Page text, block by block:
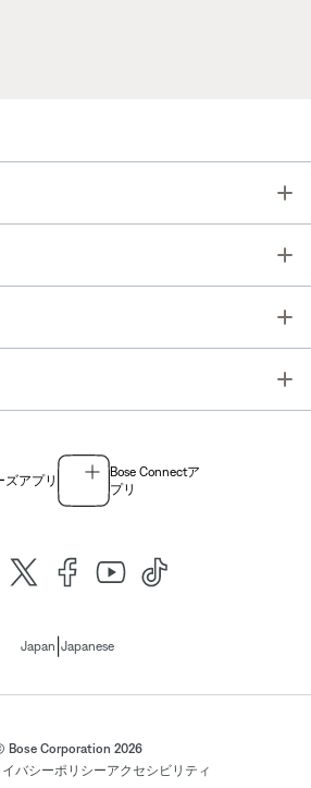
ズアプリ
Bose Connectア
プリ
Japan Japanese
Bose Corporation 2026
イバシーポリシーアクセシビリティ